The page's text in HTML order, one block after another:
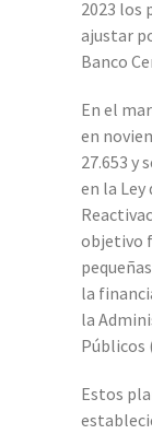
2023 los
ajustar
Banco
En el
en
27.653 y
en la Ley
objetivo
la
la
Públicos
Estos